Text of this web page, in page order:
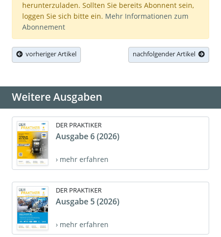
herunterzuladen. Sollten Sie bereits Abonnent sein,
loggen Sie sich bitte ein. Mehr Informationen zum
Abonnement
vorheriger Artikel nachfolgender Artikel
Weitere Ausgaben
DER PRAKTIKER
Ausgabe 6 (2026)
› mehr erfahren
DER PRAKTIKER
Ausgabe 5 (2026)
› mehr erfahren